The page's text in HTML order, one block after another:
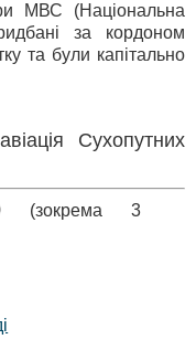
МВС (Національна
за кордоном
та були капітально
Сухопутних
(зокрема 3